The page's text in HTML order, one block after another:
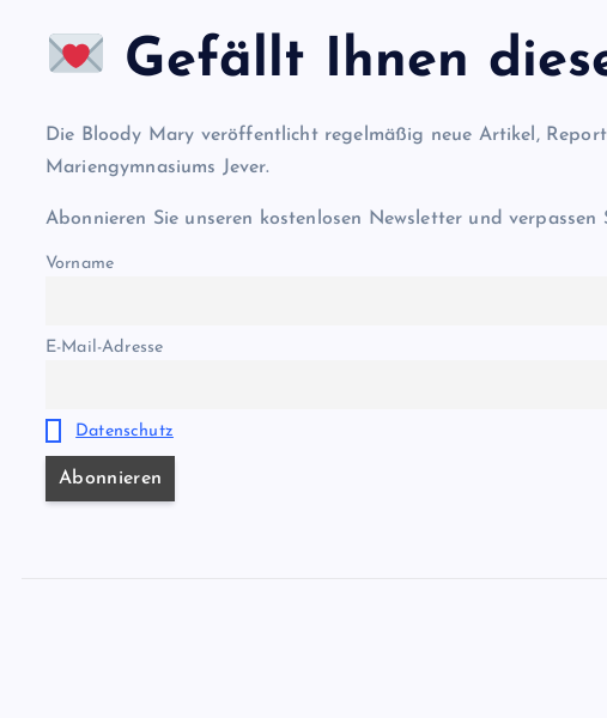
Gefällt Ihnen
Die Bloody Mary veröffentlicht regelmäßig neue Artikel,
Mariengymnasiums Jever.
Abonnieren Sie unseren kostenlosen Newsletter und verpassen
Vorname
E-Mail-Adresse
Datenschutz